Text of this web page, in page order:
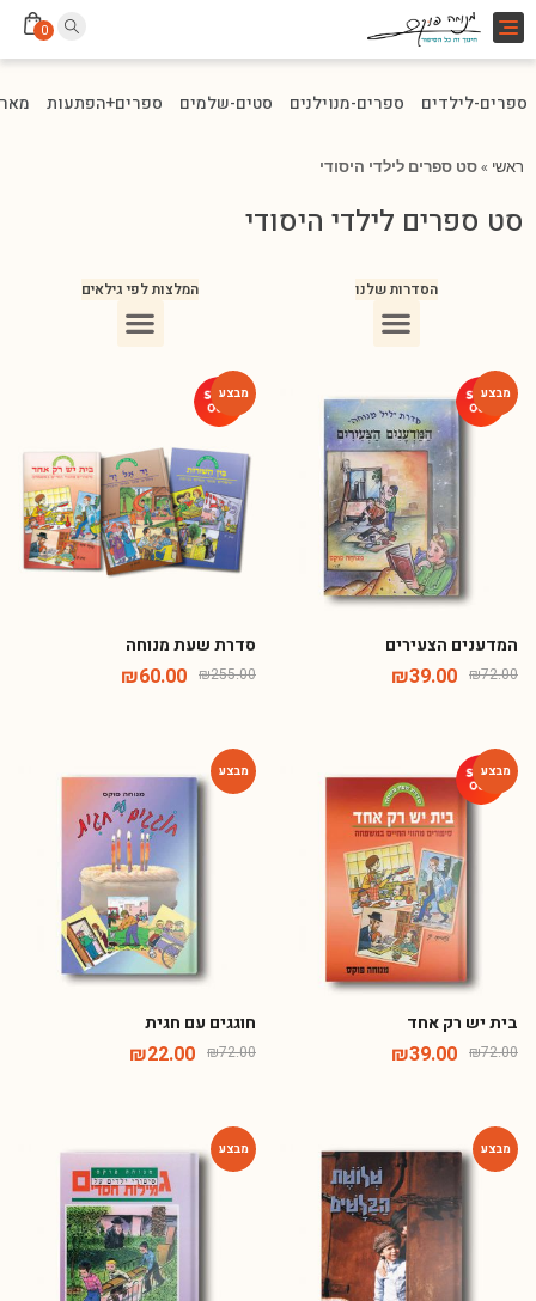
Toggle
navigation
0
ספרים-לילדים ספרים-מנוילנים סטים-שלמים ספרים+הפתעות
ראשי »סט ספרים לילדי היסודי
סט ספרים לילדי היסודי
הסדרות שלנו המלצות לפי גילאים
המדענים הצעירים
₪72.00
₪39.00
סדרת שעת מנוחה
₪255.00
₪60.00
בית יש רק אחד
₪72.00
₪39.00
חוגגים עם חגית
₪72.00
₪22.00